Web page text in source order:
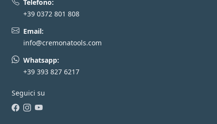
Telefono:
+39 0372 801 808
Email:
info@cremonatools.com
Whatsapp:
+39 393 827 6217
Seguici su